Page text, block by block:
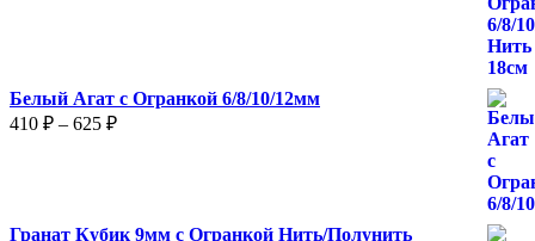
Белый Агат с Огранкой 6/8/10/12мм
410 ₽ – 625 ₽Диапазон
Гранат Кубик 9мм с Огранкой Нить/Полунить